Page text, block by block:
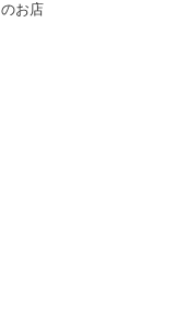
のお店